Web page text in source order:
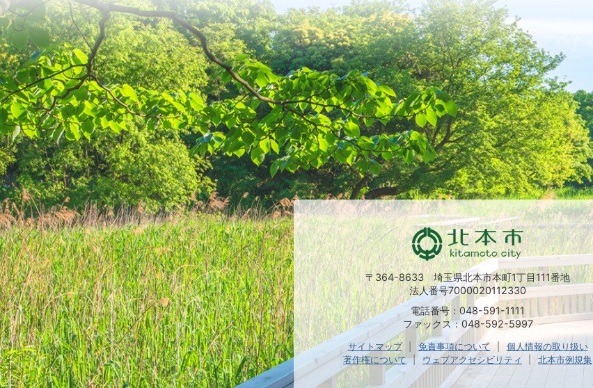
〒364-8633 埼玉県北本市本町1丁目111番地
法人番号7000020112330
電話番号：048-591-1111
ファックス：048-592-5997
サイトマップ 免責事項について
個人情報の取り扱い
著作権について
ウェブアクセシビリティ 北本市例規集